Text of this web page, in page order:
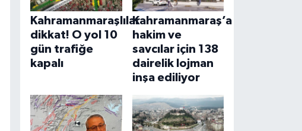
Kahramanmaraşlılar
dikkat! O yol 10
gün trafiğe
kapalı
Kahramanmaraş’a
hakim ve
savcılar için 138
dairelik lojman
inşa ediliyor